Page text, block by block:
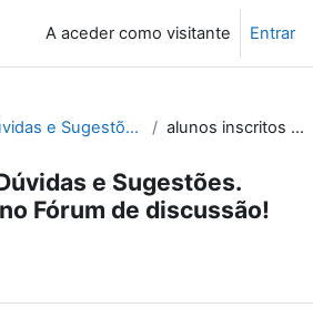
A aceder como visitante Entrar
Notícias, Dúvidas e Sugestões. Participe no Fórum de discussão! alunos inscritos na página do professor
e Sugestões.
Fórum de discussão!